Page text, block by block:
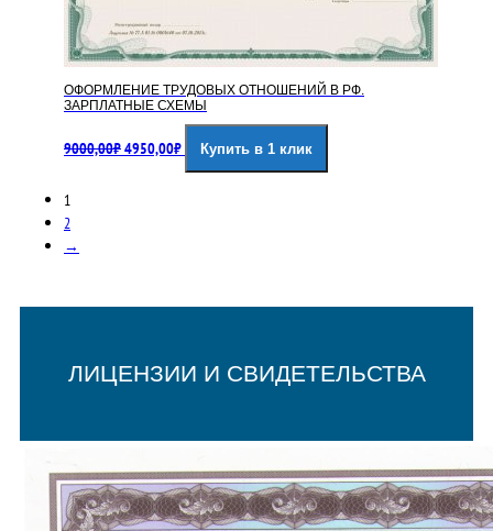
ОФОРМЛЕНИЕ ТРУДОВЫХ ОТНОШЕНИЙ В РФ.
ЗАРПЛАТНЫЕ СХЕМЫ
9000,00₽цена
4950,00₽цена:Купить в 1 клик
1
2
→
ЛИЦЕНЗИИ И СВИДЕТЕЛЬСТВА